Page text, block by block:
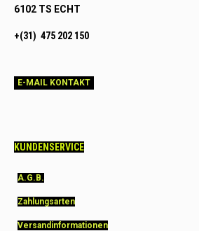
6102 TS ECHT
+(31) 475 202 150
E-MAIL KONTAKT
KUNDENSERVICE
A.G.B.
Zahlungsarten
Versandinformationen